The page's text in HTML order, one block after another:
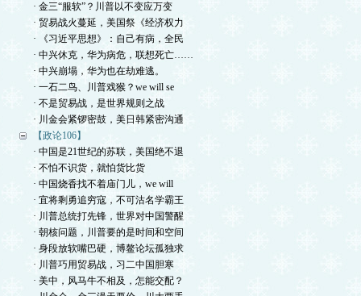
· 金三“服软”？川普以不变应万变
· 贸易战火蔓延，美国祭《经济权力
· 《习近平思想》：自己有病，全民
· 中兴休克，华为病危，联想死亡……
· 中兴崩塌，华为也在劫难逃。
· 一石二鸟、川普戏猴？we will se
· 不是贸易战，是世界规则之战
· 川金会紧锣密鼓，美日韩紧密沟通
【政论106】
· 中国是21世纪的苏联，美国绝不退
· 不怕不识货，就怕货比货
· 中国烧香找不着庙门儿，we will
· 宜将剩勇追穷寇，不可沽名学霸王
· 川普总统打先锋，世界对中国警醒
· 朝核问题，川普要的是时间和空间
· 身段放软嘴巴硬，博鳌论坛孤独求
· 川普巧用贸易战，习二中国胆寒
· 美中，风马牛不相及，怎能交配？